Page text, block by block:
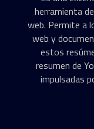
herramienta
web. Permite a
web y
estos
resumen de
impulsadas